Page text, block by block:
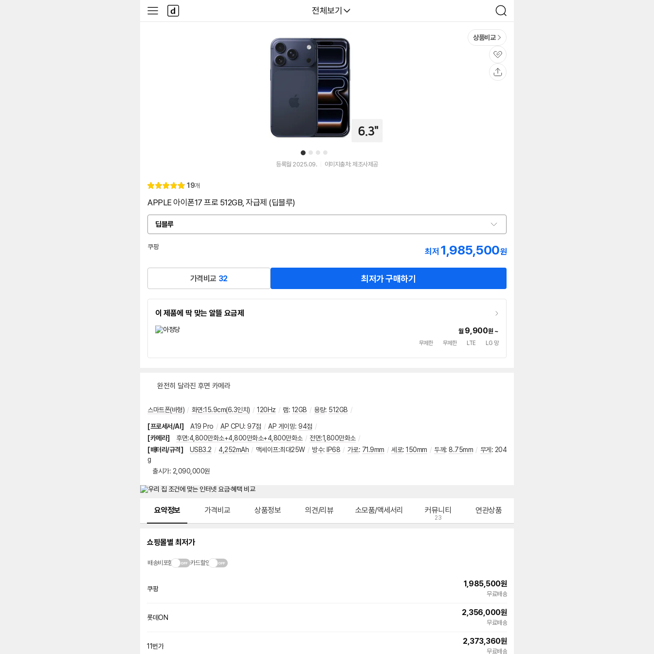
다나와
전체보기
검
색
사
이
다
나
와
1 2 3 4
튜
튜
상품비교
관
심
등록월 2025.09. 이미지출처: 제조사제공
별
5.
리
19개
APPLE 아이폰17 프로 512GB, 자급제 (딥블루)
딥블루
옵
션
선
쿠팡인
최저 1,985,500원
가격비교 32 최저가 구매하기
이 제품에 딱 맞는 알뜰 요금제
월 9,900원 ~
무제한 무제한 LTE LG 망
완전히 달라진 후면 카메라
스마트폰(바형) / 화면:15.9cm(6.3인치) / 120Hz / 램: 12GB / 용량: 512GB /
[프로세서/AI] A19 Pro / AP CPU: 97점 / AP 게이밍: 94점 /
[카메라]
후면:4,800만화소+4,800만화소+4,800만화소 / 전면:1,800만화소 /
[배터리/규격]
USB3.2 / 4,252mAh / 맥세이프:최대25W / 방수: IP68 / 가로: 71.9mm / 세로: 150mm / 두께: 8.75mm / 무게 : 204
g
출시가
출시가: 2,090,000원
요약정보 가격비교 상품정보 의견/리뷰 소모품/액세서리 커뮤니티
23
연관상품
쇼핑몰별 최저가
배송비포함 카드할인
쿠팡
1,985,500원
무료배송
롯데ON
2,356,000원
무료배송
11번가
2,373,360원
무료배송